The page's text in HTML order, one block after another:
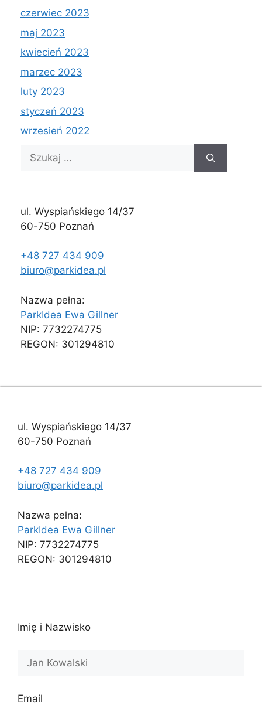
czerwiec 2023
maj 2023
kwiecień 2023
marzec 2023
luty 2023
styczeń 2023
wrzesień 2022
Szukaj:
ul. Wyspiańskiego 14/37
60-750 Poznań
+48 727 434 909
biuro@parkidea.pl
Nazwa pełna:
ParkIdea Ewa Gillner
NIP: 7732274775
REGON: 301294810
ul. Wyspiańskiego 14/37
60-750 Poznań
+48 727 434 909
biuro@parkidea.pl
Nazwa pełna:
ParkIdea Ewa Gillner
NIP: 7732274775
REGON: 301294810
Imię i Nazwisko
Email